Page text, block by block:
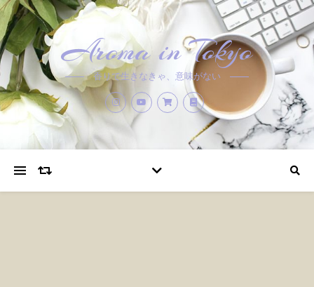
Aroma in Tokyo
香りで生きなきゃ、意味がない